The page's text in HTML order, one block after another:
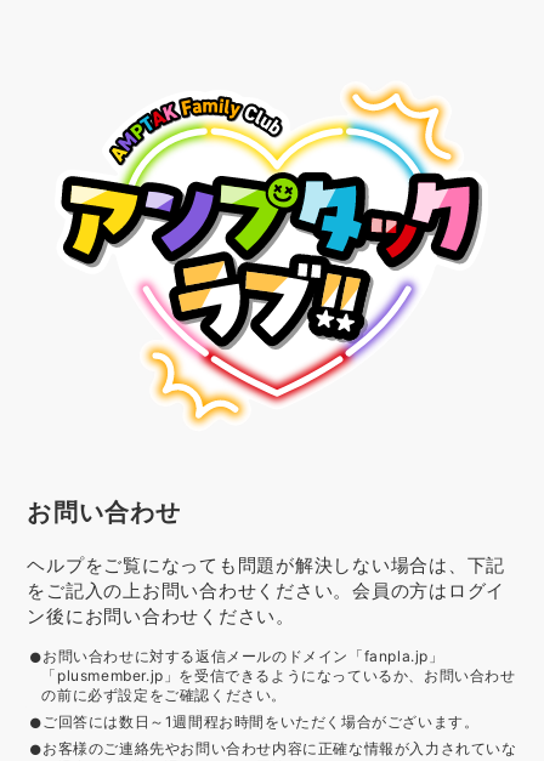
お問い合わせ
ヘルプをご覧になっても問題が解決しない場合は、下記
をご記入の上お問い合わせください。会員の方はログイ
ン後にお問い合わせください。
お問い合わせに対する返信メールのドメイン「fanpla.jp」
「plusmember.jp」を受信できるようになっているか、お問い合わせ
の前に必ず設定をご確認ください。
ご回答には数日～1週間程お時間をいただく場合がございます。
お客様のご連絡先やお問い合わせ内容に正確な情報が入力されていな